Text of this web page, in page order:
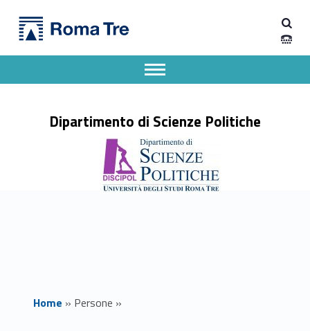
Prof. ANTONIO D'ALESSANDRI ricerca - Dipartimento di Scienze Politiche
Dipartimento di Scienze Politiche
Apri il menu secondario
Header info sidebar
Home » Persone »